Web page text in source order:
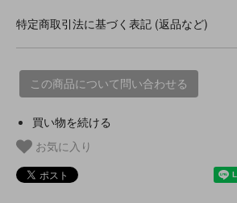
特定商取引法に基づく表記 (返品など)
この商品について問い合わせる
買い物を続ける
お気に入り